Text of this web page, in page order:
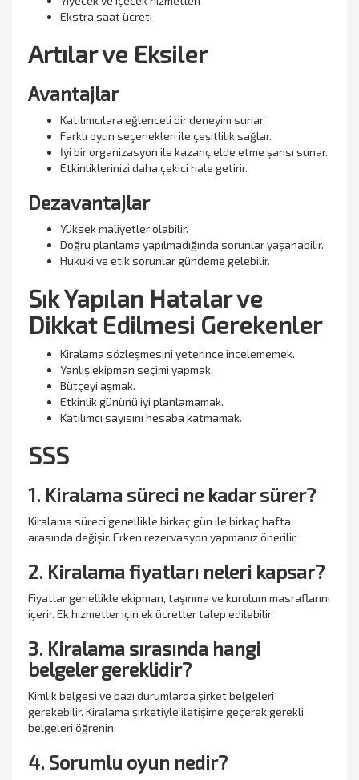
Ekstra saat ücreti
Artılar ve Eksiler
Avantajlar
Katılımcılara eğlenceli bir deneyim sunar.
Farklı oyun seçenekleri ile çeşitlilik sağlar.
İyi bir organizasyon ile kazanç elde etme şansı sunar.
Etkinliklerinizi daha çekici hale getirir.
Dezavantajlar
Yüksek maliyetler olabilir.
Doğru planlama yapılmadığında sorunlar yaşanabilir.
Hukuki ve etik sorunlar gündeme gelebilir.
Sık Yapılan Hatalar ve
Dikkat Edilmesi Gerekenler
Kiralama sözleşmesini yeterince incelememek.
Yanlış ekipman seçimi yapmak.
Bütçeyi aşmak.
Etkinlik gününü iyi planlamamak.
Katılımcı sayısını hesaba katmamak.
SSS
1. Kiralama süreci ne kadar sürer?
Kiralama süreci genellikle birkaç gün ile birkaç hafta
arasında değişir. Erken rezervasyon yapmanız önerilir.
2. Kiralama fiyatları neleri kapsar?
Fiyatlar genellikle ekipman, taşınma ve kurulum masraflarını
içerir. Ek hizmetler için ek ücretler talep edilebilir.
3. Kiralama sırasında hangi
belgeler gereklidir?
Kimlik belgesi ve bazı durumlarda şirket belgeleri
gerekebilir. Kiralama şirketiyle iletişime geçerek gerekli
belgeleri öğrenin.
4. Sorumlu oyun nedir?